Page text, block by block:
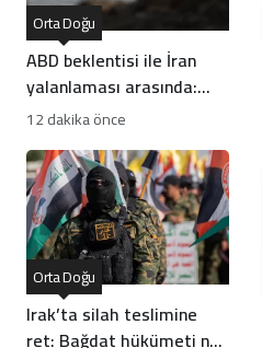
ABD beklentisi ile İran
yalanlaması arasında:
Hürmüz anlaşması yakın
Orta Doğu
12 dakika önce
Irak’ta silah teslimine
ret: Bağdat hükümeti ne
Orta Doğu